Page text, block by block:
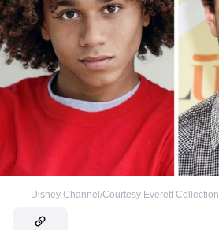
Disney Channel/Courtesy Everett Collection